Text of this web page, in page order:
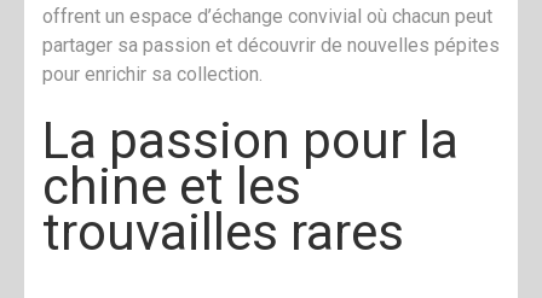
offrent un espace d’échange convivial où chacun peut
partager sa passion et découvrir de nouvelles pépites
pour enrichir sa collection.
La passion pour la
chine et les
trouvailles rares